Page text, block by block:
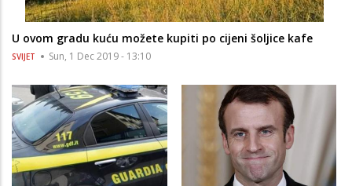
U ovom gradu kuću možete kupiti po cijeni šoljice kafe
SVIJET Sun, 1 Dec 2019 - 13:10